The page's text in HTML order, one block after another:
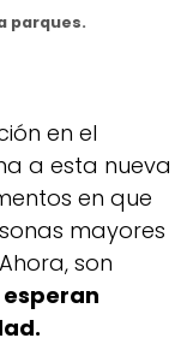
parques.
en el
a esta nueva
en que
mayores
son
esperan